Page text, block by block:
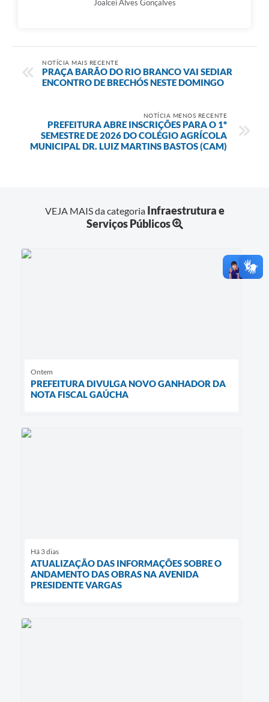
Joalcei Alves Gonçalves
NOTÍCIA MAIS RECENTE
PRAÇA BARÃO DO RIO BRANCO VAI SEDIAR
ENCONTRO DE BRECHÓS NESTE DOMINGO
NOTÍCIA MENOS RECENTE
PREFEITURA ABRE INSCRIÇÕES PARA O 1º
SEMESTRE DE 2026 DO COLÉGIO AGRÍCOLA
MUNICIPAL DR. LUIZ MARTINS BASTOS (CAM)
VEJA MAIS da categoria Infraestrutura e
Serviços Públicos
Ontem
PREFEITURA DIVULGA NOVO GANHADOR DA
NOTA FISCAL GAÚCHA
Há 3 dias
ATUALIZAÇÃO DAS INFORMAÇÕES SOBRE O
ANDAMENTO DAS OBRAS NA AVENIDA
PRESIDENTE VARGAS